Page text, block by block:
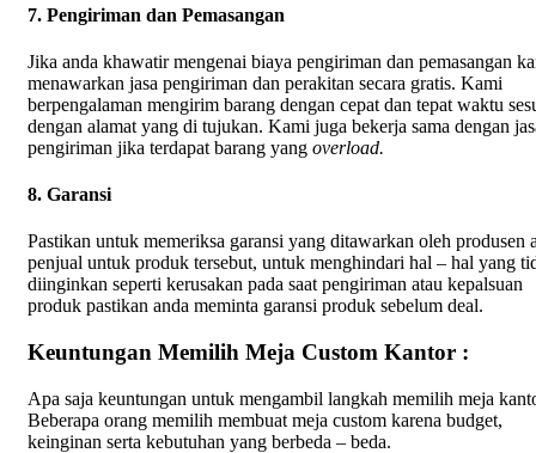
7. Pengiriman dan Pemasangan
Jika anda khawatir mengenai biaya pengiriman dan pemasangan
menawarkan jasa pengiriman dan perakitan secara gratis. Kami
berpengalaman mengirim barang dengan cepat dan tepat waktu
dengan alamat yang di tujukan. Kami juga bekerja sama dengan
pengiriman jika terdapat barang yang overload.
8. Garansi
Pastikan untuk memeriksa garansi yang ditawarkan oleh produsen
penjual untuk produk tersebut, untuk menghindari hal – hal yang
diinginkan seperti kerusakan pada saat pengiriman atau kepalsuan
produk pastikan anda meminta garansi produk sebelum deal.
Keuntungan Memilih Meja Custom Kantor :
Apa saja keuntungan untuk mengambil langkah memilih meja
Beberapa orang memilih membuat meja custom karena budget,
keinginan serta kebutuhan yang berbeda – beda.